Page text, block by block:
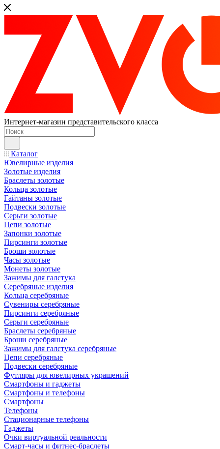
Интернет-магазин представительского класса
Каталог
Ювелирные изделия
Золотые изделия
Браслеты золотые
Кольца золотые
Гайтаны золотые
Подвески золотые
Серьги золотые
Цепи золотые
Запонки золотые
Пирсинги золотые
Броши золотые
Часы золотые
Монеты золотые
Зажимы для галстука
Серебряные изделия
Кольца серебряные
Сувениры серебряные
Пирсинги серебряные
Серьги серебряные
Браслеты серебряные
Броши серебряные
Зажимы для галстука серебряные
Цепи серебряные
Подвески серебряные
Футляры для ювелирных украшений
Смартфоны и гаджеты
Смартфоны и телефоны
Смартфоны
Телефоны
Стационарные телефоны
Гаджеты
Очки виртуальной реальности
Смарт-часы и фитнес-браслеты